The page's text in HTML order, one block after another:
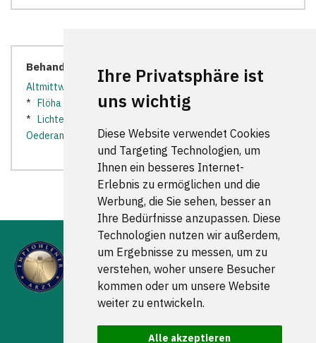
Ihre Privatsphäre ist
uns wichtig
Diese Website verwendet Cookies
und Targeting Technologien, um
Ihnen ein besseres Internet-
Erlebnis zu ermöglichen und die
Werbung, die Sie sehen, besser an
Ihre Bedürfnisse anzupassen. Diese
Technologien nutzen wir außerdem,
um Ergebnisse zu messen, um zu
verstehen, woher unsere Besucher
kommen oder um unsere Website
weiter zu entwickeln.
Alle akzeptieren
Behandler in der Nähe:
Altmittweida Chemnitz
* Flöha Freiberg (Sachsen) * Hainichen
* Lichtenau bei Chemnitz
Oederan
Rossau*Striegistal*
FOLGEN SIE UNS